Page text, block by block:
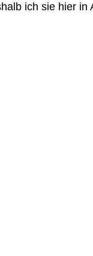
ich sie hier in